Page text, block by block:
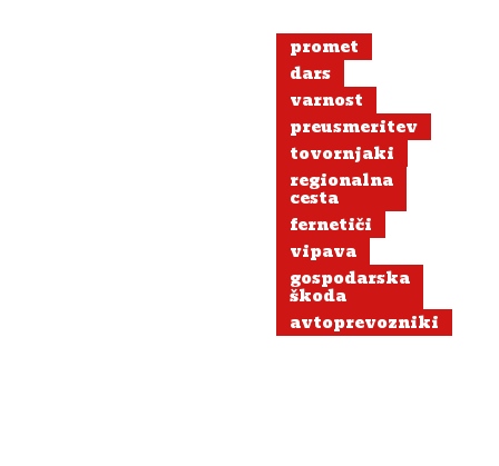
preveč
prizadevni
italijanski
policisti
promet
dars
varnost
preusmeritev
tovornjaki
regionalna
cesta
fernetiči
vipava
gospodarska
škoda
avtoprevozniki